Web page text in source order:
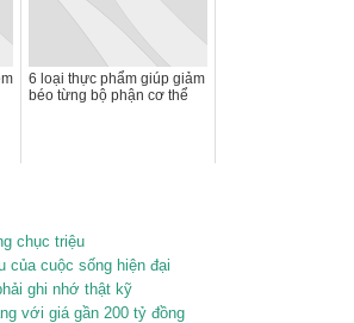
6 loại thực phẩm giúp giảm
béo từng bộ phận cơ thể
chục triệu
của cuộc sống hiện đại
ghi nhớ thật kỹ
với giá gần 200 tỷ đồng